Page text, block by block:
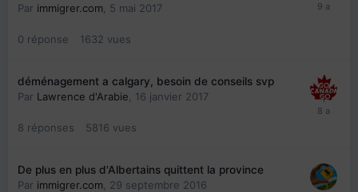
Par immigrer.com 5 mai 2017
0 réponse 1632 vues
déménagement a calgary, besoin de conseils svp
Par Lawrence d'Arabie 16 janvier 2017
8 réponses 5816 vues
De plus en plus d'Albertains quittent la province
Par immigrer.com 29 septembre 2016